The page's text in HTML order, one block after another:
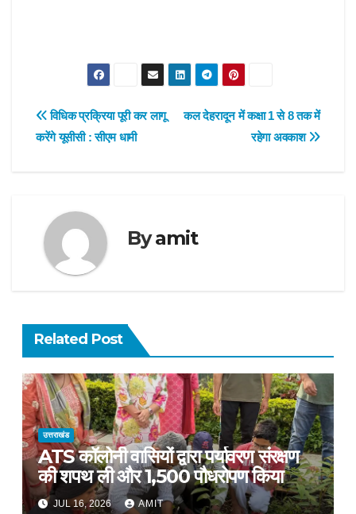
Post
navigation
कल देहरादून में कक्षा 1 से 8 तक में
रहेगा अवकाश
विधिक प्रक्रिया पूरी कर लागू
करेंगे यूसीसी : सीएम धामी
Byamit
Related Post
उत्तराखंड
ATS कॉलोनी वासियों द्वारा पर्यावरण संरक्षण
की शपथ ली और 1,500 पौधरोपण किया
JUL 16, 2026 AMIT